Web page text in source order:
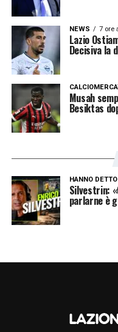
NEWS 7 ore
Lazio
Decisiva la
Musah
Besiktas
HANNO DETTO
Silvestrin:
parlarne è